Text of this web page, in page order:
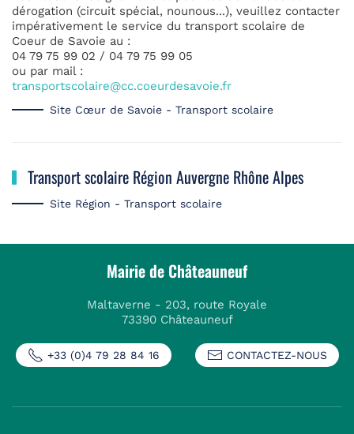
dérogation (circuit spécial, nounous...), veuillez contacter
impérativement le service du transport scolaire de
Coeur de Savoie au :
04 79 75 99 02 / 04 79 75 99 05
ou par mail :
transportscolaire@cc.coeurdesavoie.fr
Site Cœur de Savoie - Transport scolaire
Transport scolaire Région Auvergne Rhône Alpes
Site Région - Transport scolaire
Mairie de Châteauneuf
Maltaverne - 203, route Royale
73390 Châteauneuf
+33 (0)4 79 28 84 16 CONTACTEZ-NOUS